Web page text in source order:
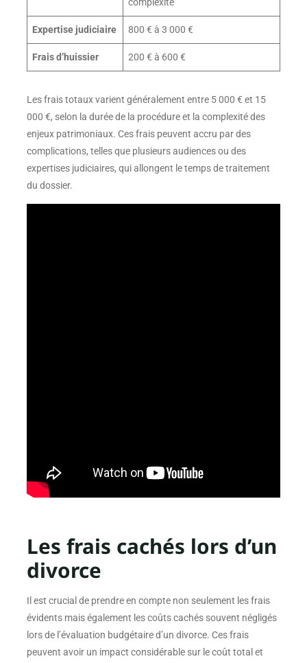
complexité
Expertise judiciaire 800 € à 3 000 €
Frais d’huissier 200 € à 600 €
Les frais totaux varient généralement entre 5 000 € et 15
000 €, selon la durée de la procédure et la complexité des
enjeux patrimoniaux. Ces frais peuvent accru par des
complications, telles que plusieurs audiences ou des
expertises judiciaires, qui allongent le temps de traitement
du dossier.
Les frais cachés lors d’un
divorce
Il est crucial de prendre en compte non seulement les frais
évidents mais également les coûts cachés souvent négligés
lors de l’évaluation budgétaire d’un divorce. Ces frais
peuvent avoir un impact considérable sur le coût total et